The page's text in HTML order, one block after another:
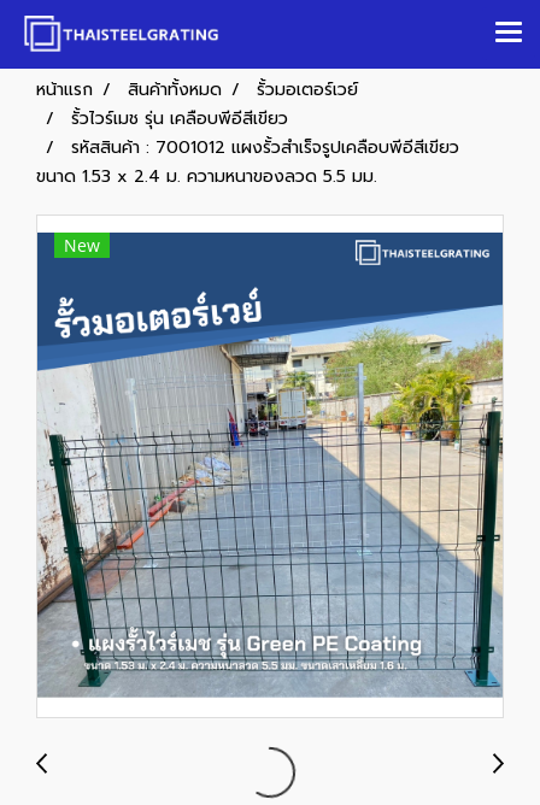
หน้าแรก สินค้าทั้งหมด
รั้วมอเตอร์เวย์
รั้วไวร์เมช รุ่น เคลือบพีอีสีเขียว
รหัสสินค้า : 7001012 แผงรั้วสำเร็จรูปเคลือบพีอีสีเขียว
ขนาด 1.53 x 2.4 ม. ความหนาของลวด 5.5 มม.
New